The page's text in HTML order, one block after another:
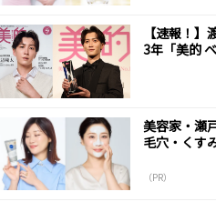
【速報！
3年「美的
美容家・瀬
毛穴・くす
（PR）